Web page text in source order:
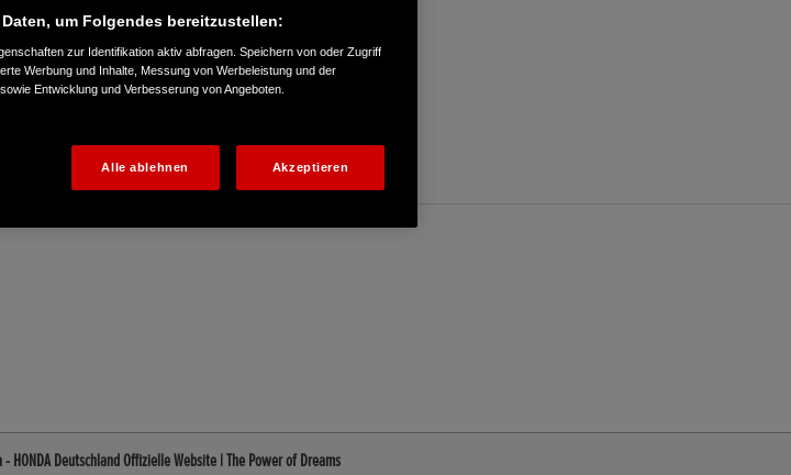
HONDA Deutschland Offizielle Website | The Power of Dreams
um Folgendes bereitzustellen:
zur Identifikation aktiv abfragen. Speichern von oder Zugriff
Werbung und Inhalte, Messung von Werbeleistung und der
Entwicklung und Verbesserung von Angeboten.
Alle ablehnen Akzeptieren